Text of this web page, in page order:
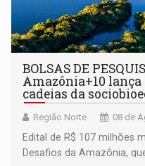
BOLSAS DE
Amazônia+10
cadeias da
Região Norte 08 de
Edital de R$ 107 milhões
Desafios da Amazônia,